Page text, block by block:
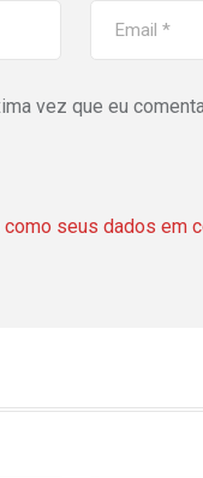
vez que eu
como seus dados em